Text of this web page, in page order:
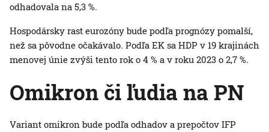
odhadovala na 5,3 %.
Hospodársky rast eurozóny bude podľa prognózy pomalší,
než sa pôvodne očakávalo. Podľa EK sa HDP v 19 krajinách
menovej únie zvýši tento rok o 4 % a v roku 2023 o 2,7 %.
Omikron či ľudia na PN
Variant omikron bude podľa odhadov a prepočtov IFP